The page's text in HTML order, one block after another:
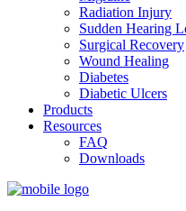
Radiation Injury
Sudden Hearing
Surgical Recovery
Wound Healing
Diabetes
Diabetic Ulcers
Products
Resources
FAQ
Downloads